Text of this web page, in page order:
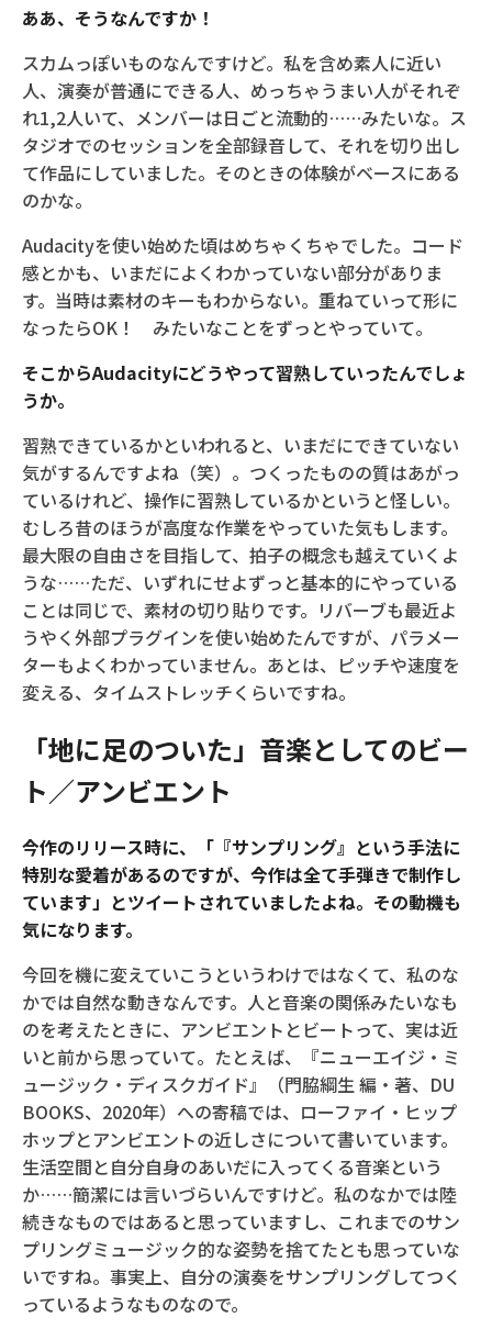
ああ、そうなんですか！
スカムっぽいものなんですけど。私を含め素人に近い
人、演奏が普通にできる人、めっちゃうまい人がそれぞ
れ1,2人いて、メンバーは日ごと流動的……みたいな。ス
タジオでのセッションを全部録音して、それを切り出し
て作品にしていました。そのときの体験がベースにある
のかな。
Audacityを使い始めた頃はめちゃくちゃでした。コード
感とかも、いまだによくわかっていない部分がありま
す。当時は素材のキーもわからない。重ねていって形に
なったらOK！ みたいなことをずっとやっていて。
そこからAudacityにどうやって習熟していったんでしょ
うか。
習熟できているかといわれると、いまだにできていない
気がするんですよね（笑）。つくったものの質はあがっ
ているけれど、操作に習熟しているかというと怪しい。
むしろ昔のほうが高度な作業をやっていた気もします。
最大限の自由さを目指して、拍子の概念も越えていくよ
うな……ただ、いずれにせよずっと基本的にやっている
ことは同じで、素材の切り貼りです。リバーブも最近よ
うやく外部プラグインを使い始めたんですが、パラメー
ターもよくわかっていません。あとは、ピッチや速度を
変える、タイムストレッチくらいですね。
「地に足のついた」音楽としてのビー
ト／アンビエント
今作のリリース時に、「『サンプリング』という手法に
特別な愛着があるのですが、今作は全て手弾きで制作し
ています」とツイートされていましたよね。その動機も
気になります。
今回を機に変えていこうというわけではなくて、私のな
かでは自然な動きなんです。人と音楽の関係みたいなも
のを考えたときに、アンビエントとビートって、実は近
いと前から思っていて。たとえば、『ニューエイジ・ミ
ュージック・ディスクガイド』（門脇綱生 編・著、DU
BOOKS、2020年）への寄稿では、ローファイ・ヒップ
ホップとアンビエントの近しさについて書いています。
生活空間と自分自身のあいだに入ってくる音楽という
か……簡潔には言いづらいんですけど。私のなかでは陸
続きなものではあると思っていますし、これまでのサン
プリングミュージック的な姿勢を捨てたとも思っていな
いですね。事実上、自分の演奏をサンプリングしてつく
っているようなものなので。